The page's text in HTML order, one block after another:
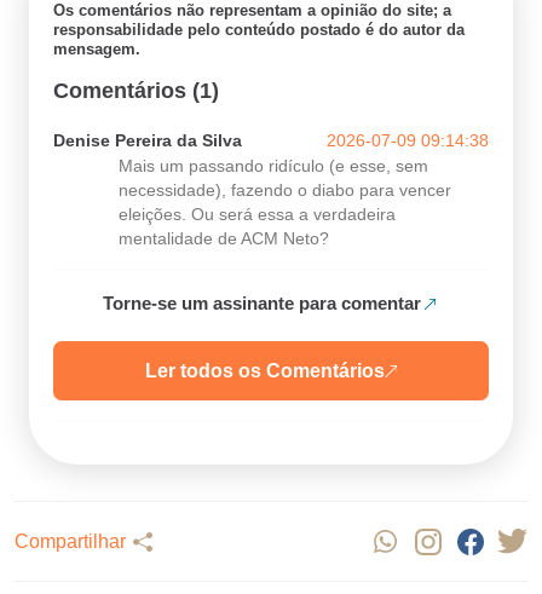
Os comentários não representam a opinião do site; a
responsabilidade pelo conteúdo postado é do autor da
mensagem.
Comentários (1)
Denise Pereira da Silva
2026-07-09 09:14:38
Mais um passando ridículo (e esse, sem
necessidade), fazendo o diabo para vencer
eleições. Ou será essa a verdadeira
mentalidade de ACM Neto?
Torne-se um assinante para comentar
Ler todos os Comentários
Compartilhar